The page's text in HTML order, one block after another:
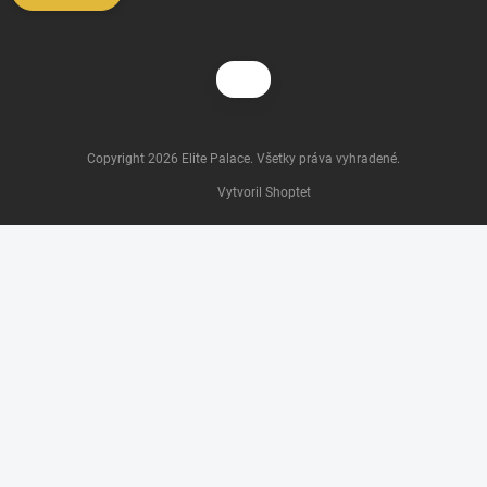
Vytvoril Shoptet
Copyright 2026 Elite Palace. Všetky práva vyhradené.